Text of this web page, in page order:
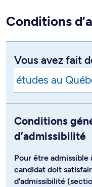
Conditions
Vous avez fait
Conditions
d’admissibilité
Pour être
candidat doit
d’admissibilité